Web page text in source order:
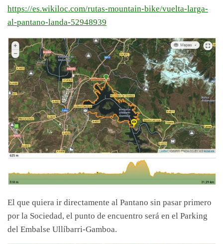
https://es.wikiloc.com/rutas-mountain-bike/vuelta-larga-
al-pantano-landa-52948939
El que quiera ir directamente al Pantano sin pasar primero
por la Sociedad, el punto de encuentro será en el Parking
del Embalse Ullíbarri-Gamboa.